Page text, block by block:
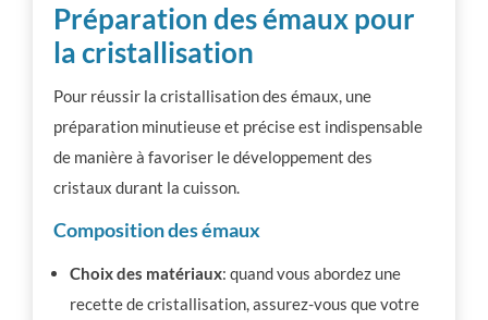
Préparation des émaux pour
la cristallisation
Pour réussir la cristallisation des émaux, une
préparation minutieuse et précise est indispensable
de manière à favoriser le développement des
cristaux durant la cuisson.
Composition des émaux
Choix des matériaux: quand vous abordez une
recette de cristallisation, assurez-vous que votre